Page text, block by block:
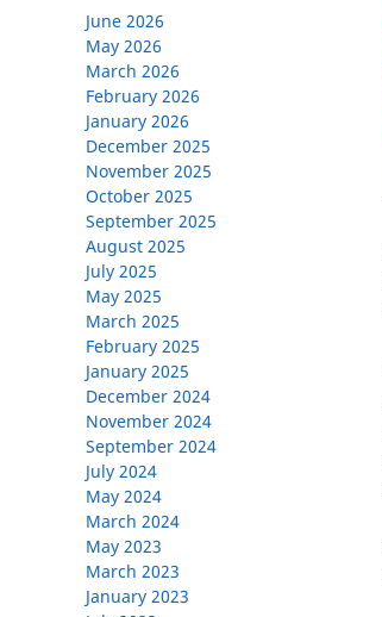
June 2026
May 2026
March 2026
February 2026
January 2026
December 2025
November 2025
October 2025
September 2025
August 2025
July 2025
May 2025
March 2025
February 2025
January 2025
December 2024
November 2024
September 2024
July 2024
May 2024
March 2024
May 2023
March 2023
January 2023